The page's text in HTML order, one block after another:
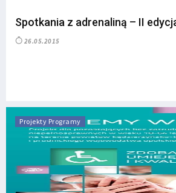
Spotkania z adrenaliną – II
26.05.2015
Projekty Programy